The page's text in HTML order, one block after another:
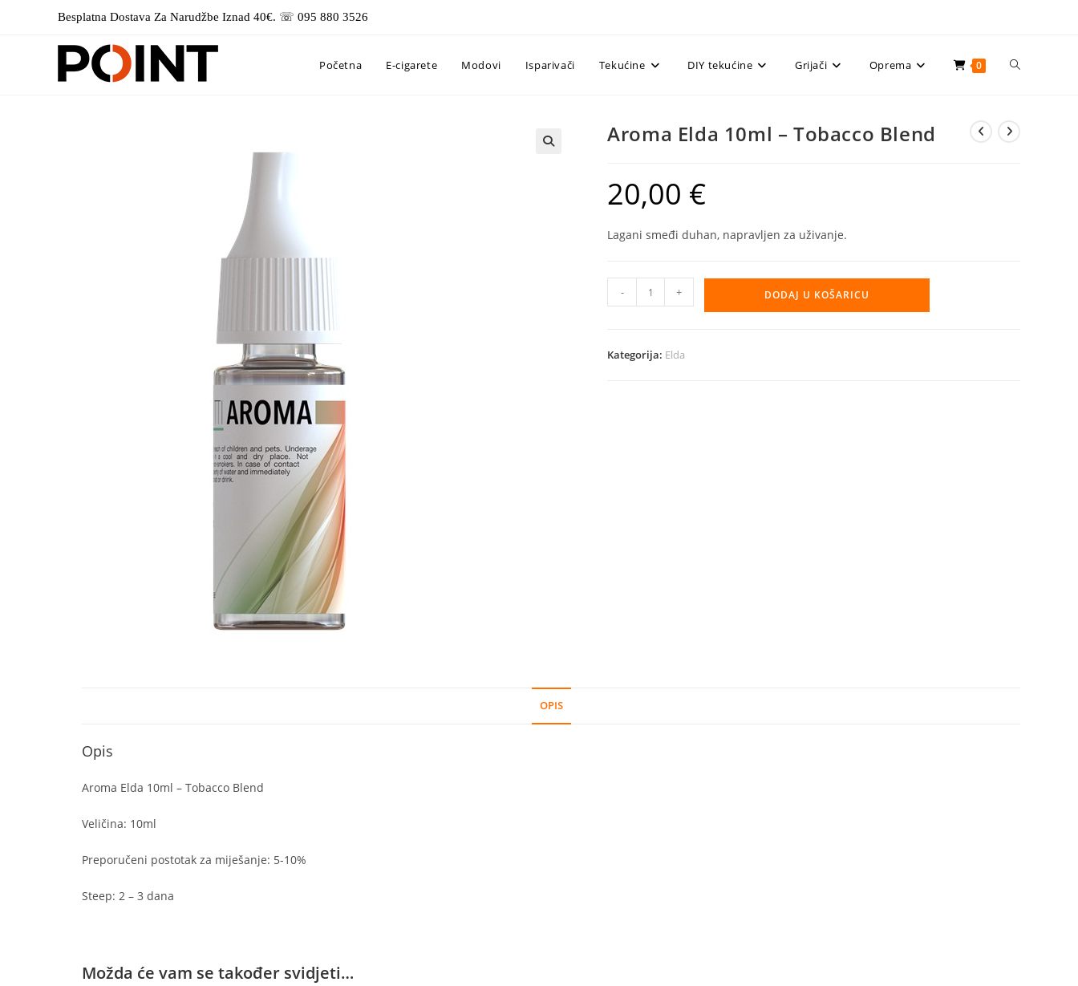
Besplatna Dostava Za Narudžbe Iznad 40€. ☏ 095 880 3526
Početna E-cigarete Modovi Isparivači Tekućine DIY tekućine Grijači Oprema 0 Uključi/
Aroma Elda 10ml – Tobacco Blend
20,00 €
Lagani smeđi duhan, napravljen za uživanje.
Elda
- + DODAJ U KOŠARICU
Kategorija: Elda
OPIS
Opis
Aroma Elda 10ml – Tobacco Blend
Veličina: 10ml
Preporučeni postotak za miješanje: 5-10%
Steep: 2 – 3 dana
Možda će vam se također svidjeti…